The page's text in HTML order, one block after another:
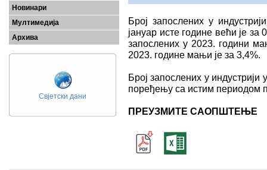
Новинари
Мултимедија
Архива
Свјетски дани
Број запослених у
јануар исте године већи је за
запослених у 2023. години
2023. године мањи је за 3,4%.
Број запослених у
поређењу са истим периодом
ПРЕУЗМИТЕ САОПШТЕЊЕ